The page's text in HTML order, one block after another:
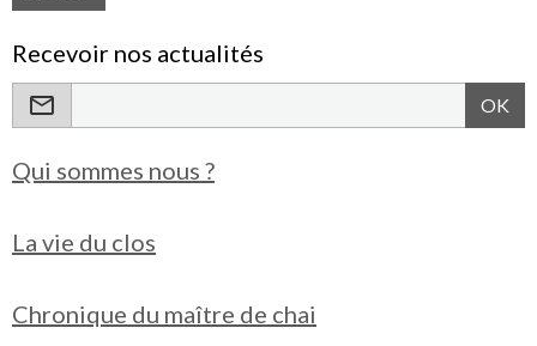
Recevoir nos actualités
OK
Qui sommes nous ?
La vie du clos
Chronique du maître de chai